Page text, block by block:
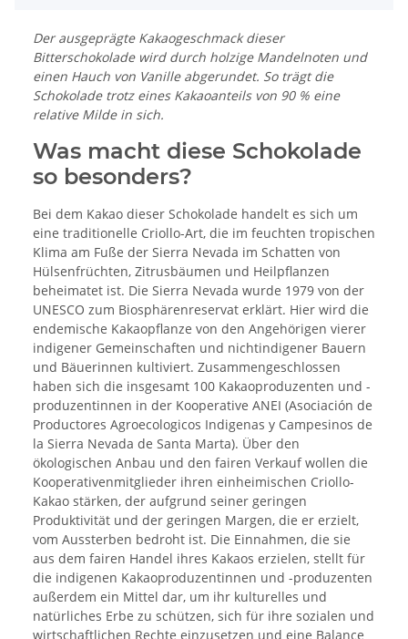
Der ausgeprägte Kakaogeschmack dieser
Bitterschokolade wird durch holzige Mandelnoten und
einen Hauch von Vanille abgerundet. So trägt die
Schokolade trotz eines Kakaoanteils von 90 % eine
relative Milde in sich.
Was macht diese Schokolade
so besonders?
Bei dem Kakao dieser Schokolade handelt es sich um
eine traditionelle Criollo-Art, die im feuchten tropischen
Klima am Fuße der Sierra Nevada im Schatten von
Hülsenfrüchten, Zitrusbäumen und Heilpflanzen
beheimatet ist. Die Sierra Nevada wurde 1979 von der
UNESCO zum Biosphärenreservat erklärt. Hier wird die
endemische Kakaopflanze von den Angehörigen vierer
indigener Gemeinschaften und nichtindigener Bauern
und Bäuerinnen kultiviert. Zusammengeschlossen
haben sich die insgesamt 100 Kakaoproduzenten und -
produzentinnen in der Kooperative ANEI (Asociación de
Productores Agroecologicos Indigenas y Campesinos de
la Sierra Nevada de Santa Marta). Über den
ökologischen Anbau und den fairen Verkauf wollen die
Kooperativenmitglieder ihren einheimischen Criollo-
Kakao stärken, der aufgrund seiner geringen
Produktivität und der geringen Margen, die er erzielt,
vom Aussterben bedroht ist. Die Einnahmen, die sie
aus dem fairen Handel ihres Kakaos erzielen, stellt für
die indigenen Kakaoproduzentinnen und -produzenten
außerdem ein Mittel dar, um ihr kulturelles und
natürliches Erbe zu schützen, sich für ihre sozialen und
wirtschaftlichen Rechte einzusetzen und eine Balance